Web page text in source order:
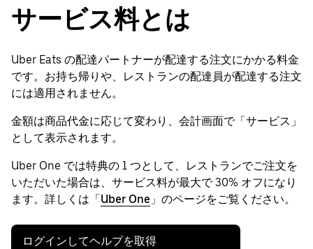
サービス料とは
Uber Eats の配達パートナーが配達する注文にかかる料金
です。お持ち帰りや、レストランの配達員が配達する注文
には適用されません。
金額は商品代金に応じて変わり、会計画面で「サービス」
として表示されます。
Uber One では特典の 1 つとして、レストランでご注文を
いただいた場合は、サービス料が最大で 30% オフになり
ます。詳しくは「 Uber One 」のページをご覧ください。
ログインしてヘルプを取得